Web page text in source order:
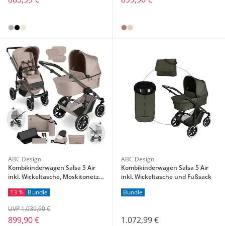
ABC Design
Kombikinderwagen Salsa 5 Air
inkl. Wickeltasche, Moskitonetz
13 % Bundle
899,90 €
UVP 1.039,60 €
ABC Design
Kombikinderwagen Salsa 5 Air
inkl. Wickeltasche und Fußsack
Bundle
1.072,99 €